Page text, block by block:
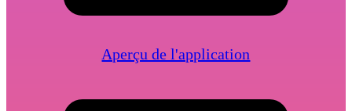
Aperçu de l'application